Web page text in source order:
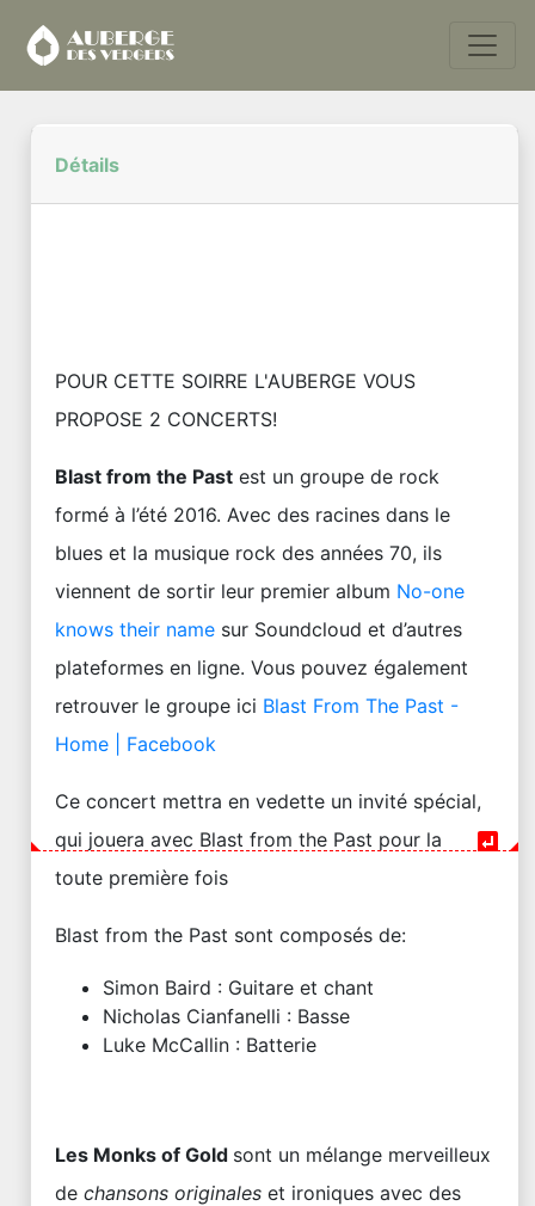
Détails
POUR CETTE SOIRRE L'AUBERGE VOUS
PROPOSE 2 CONCERTS!
Blast from the Past est un groupe de rock
formé à l’été 2016. Avec des racines dans le
blues et la musique rock des années 70, ils
viennent de sortir leur premier album No-one
knows their name sur Soundcloud et d’autres
plateformes en ligne. Vous pouvez également
retrouver le groupe ici Blast From The Past -
Home | Facebook
Ce concert mettra en vedette un invité spécial,
qui jouera avec Blast from the Past pour la
toute première fois
Blast from the Past sont composés de:
Simon Baird : Guitare et chant
Nicholas Cianfanelli : Basse
Luke McCallin : Batterie
Les Monks of Gold sont un mélange merveilleux
de chansons originales et ironiques avec des